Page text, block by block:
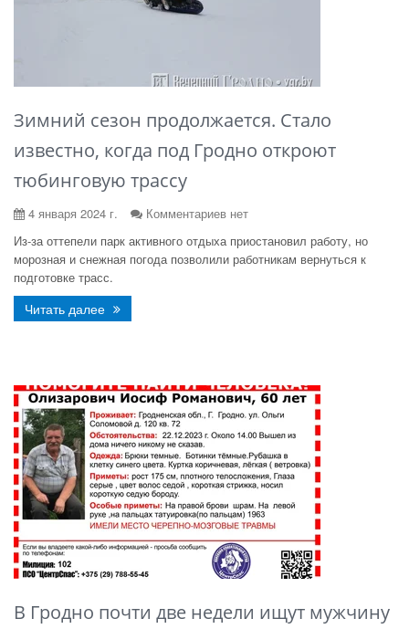
Зимний сезон продолжается. Стало
известно, когда под Гродно откроют
тюбинговую трассу
4 января 2024 г.
Комментариев нет
Из-за оттепели парк активного отдыха приостановил работу, но
морозная и снежная погода позволили работникам вернуться к
подготовке трасс.
Читать далее
В Гродно почти две недели ищут мужчину